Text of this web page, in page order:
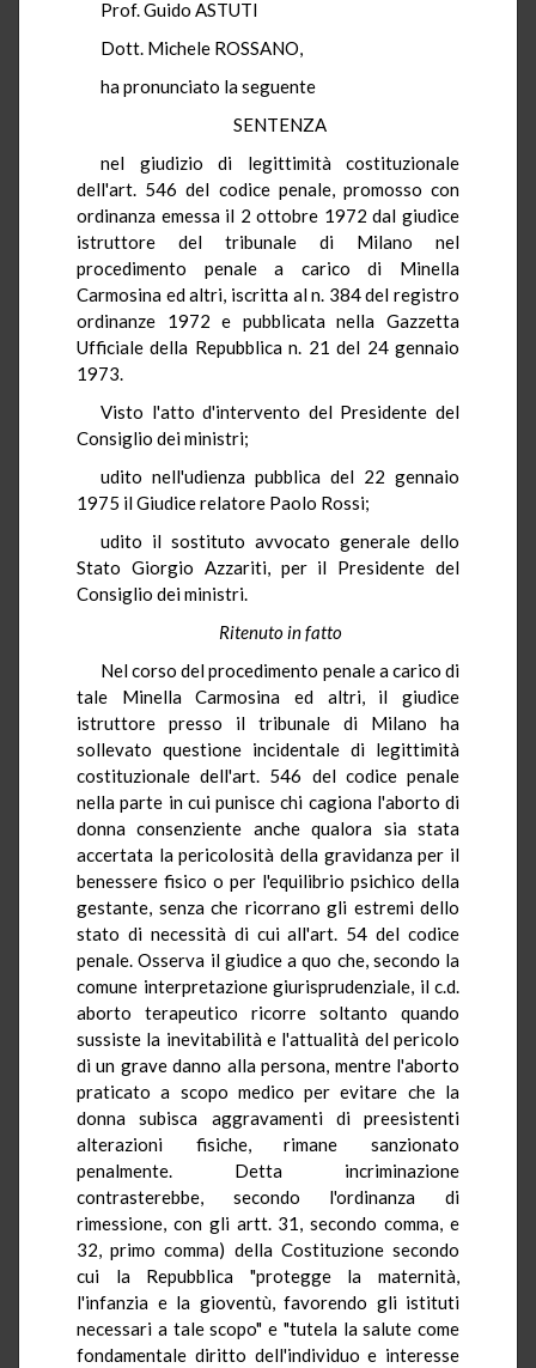
Prof. Guido ASTUTI
Dott. Michele ROSSANO,
ha pronunciato la seguente
SENTENZA
nel giudizio di legittimità costituzionale
dell'art. 546 del codice penale, promosso con
ordinanza emessa il 2 ottobre 1972 dal giudice
istruttore del tribunale di Milano nel
procedimento penale a carico di Minella
Carmosina ed altri, iscritta al n. 384 del registro
ordinanze 1972 e pubblicata nella Gazzetta
Ufficiale della Repubblica n. 21 del 24 gennaio
1973.
Visto l'atto d'intervento del Presidente del
Consiglio dei ministri;
udito nell'udienza pubblica del 22 gennaio
1975 il Giudice relatore Paolo Rossi;
udito il sostituto avvocato generale dello
Stato Giorgio Azzariti, per il Presidente del
Consiglio dei ministri.
Ritenuto in fatto
Nel corso del procedimento penale a carico di
tale Minella Carmosina ed altri, il giudice
istruttore presso il tribunale di Milano ha
sollevato questione incidentale di legittimità
costituzionale dell'art. 546 del codice penale
nella parte in cui punisce chi cagiona l'aborto di
donna consenziente anche qualora sia stata
accertata la pericolosità della gravidanza per il
benessere fisico o per l'equilibrio psichico della
gestante, senza che ricorrano gli estremi dello
stato di necessità di cui all'art. 54 del codice
penale. Osserva il giudice a quo che, secondo la
comune interpretazione giurisprudenziale, il c.d.
aborto terapeutico ricorre soltanto quando
sussiste la inevitabilità e l'attualità del pericolo
di un grave danno alla persona, mentre l'aborto
praticato a scopo medico per evitare che la
donna subisca aggravamenti di preesistenti
alterazioni fisiche, rimane sanzionato
penalmente. Detta incriminazione
contrasterebbe, secondo l'ordinanza di
rimessione, con gli artt. 31, secondo comma, e
32, primo comma) della Costituzione secondo
cui la Repubblica "protegge la maternità,
l'infanzia e la gioventù, favorendo gli istituti
necessari a tale scopo" e "tutela la salute come
fondamentale diritto dell'individuo e interesse